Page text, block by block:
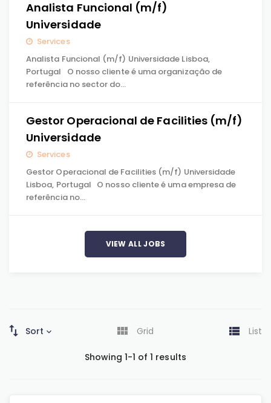
Analista Funcional (m/f)
Universidade
Services
Analista Funcional (m/f) Universidade Lisboa,
Portugal O nosso cliente é uma organização de
referência no sector do…
Gestor Operacional de Facilities (m/f)
Universidade
Services
Gestor Operacional de Facilities (m/f) Universidade
Lisboa, Portugal O nosso cliente é uma empresa de
referência no…
VIEW ALL JOBS
Sort Grid List
Showing 1-1 of 1 results